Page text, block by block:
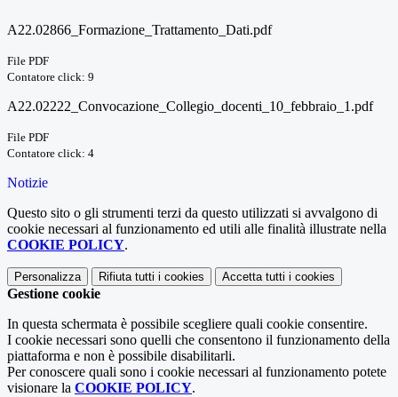
A22.02866_Formazione_Trattamento_Dati.pdf
File PDF
Contatore click: 9
A22.02222_Convocazione_Collegio_docenti_10_febbraio_1.pdf
File PDF
Contatore click: 4
Notizie
Questo sito o gli strumenti terzi da questo utilizzati si avvalgono di
cookie necessari al funzionamento ed utili alle finalità illustrate nella
COOKIE POLICY.
Personalizza Rifiuta tutti i cookies Accetta tutti i cookies
Gestione cookie
In questa schermata è possibile scegliere quali cookie consentire.
I cookie necessari sono quelli che consentono il funzionamento della
piattaforma e non è possibile disabilitarli.
Per conoscere quali sono i cookie necessari al funzionamento potete
visionare la COOKIE POLICY.